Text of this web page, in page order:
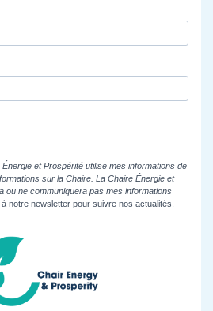
et Prospérité utilise mes informations de
sur la Chaire. La Chaire Énergie et
ou ne communiquera pas mes informations
notre newsletter pour suivre nos actualités.